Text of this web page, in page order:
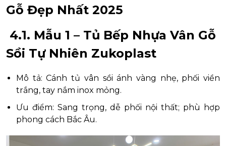
Gỗ Đẹp Nhất 2025
4.1. Mẫu 1 – Tủ Bếp Nhựa Vân Gỗ
Sồi Tự Nhiên Zukoplast
Mô tả: Cánh tủ vân sồi ánh vàng nhẹ, phối viền
trắng, tay nắm inox mỏng.
Ưu điểm: Sang trọng, dễ phối nội thất; phù hợp
phong cách Bắc Âu.